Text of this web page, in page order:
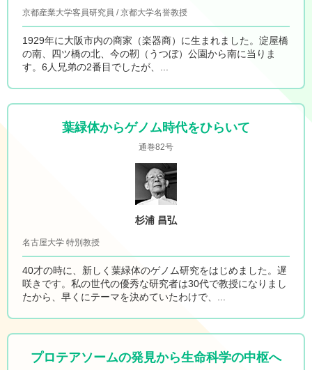
京都産業大学客員研究員 / 京都大学名誉教授
1929年に大阪市内の商家（楽器商）に生まれました。淀屋橋
の南、四ツ橋の北、今の靭（うつぼ）公園から南に当りま
す。6人兄弟の2番目でしたが、...
葉緑体からゲノム時代をひらいて
通巻82号
杉浦 昌弘
名古屋大学 特別教授
40才の時に、新しく葉緑体のゲノム研究をはじめました。遅
咲きです。私の世代の優秀な研究者は30代で教授になりまし
たから、早くにテーマを決めていたわけで、...
プロテアソームの発見から生命科学の中枢へ